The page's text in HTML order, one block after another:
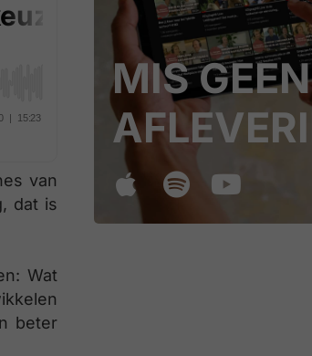
van
dat is
Wat
beter
MIS GEEN